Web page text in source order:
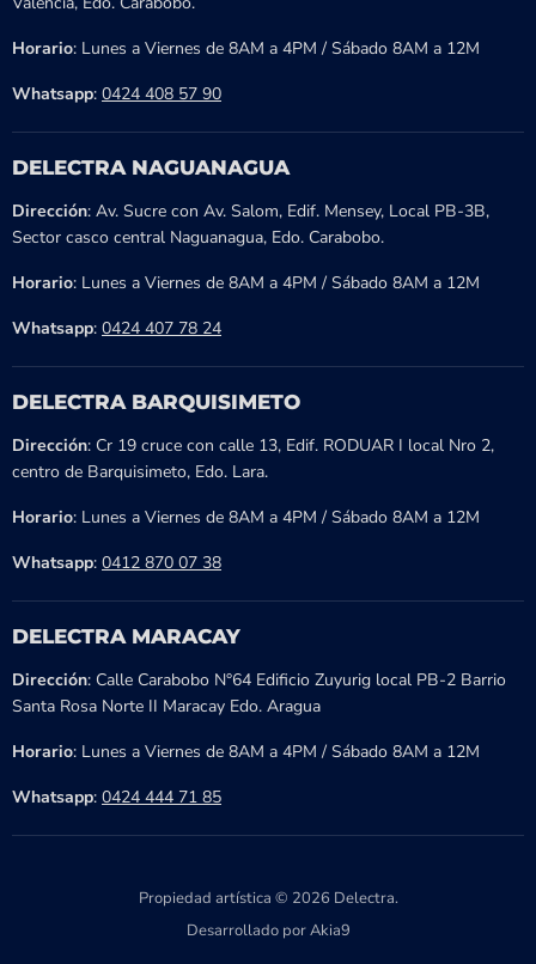
Horario: Lunes a Viernes de 8AM a 4PM / Sábado 8AM a 12M
Whatsapp: 0424 408 57 90
DELECTRA NAGUANAGUA
Dirección: Av. Sucre con Av. Salom, Edif. Mensey, Local PB-3B,
Sector casco central Naguanagua, Edo. Carabobo.
Horario: Lunes a Viernes de 8AM a 4PM / Sábado 8AM a 12M
Whatsapp: 0424 407 78 24
DELECTRA BARQUISIMETO
Dirección: Cr 19 cruce con calle 13, Edif. RODUAR I local Nro 2,
centro de Barquisimeto, Edo. Lara.
Horario: Lunes a Viernes de 8AM a 4PM / Sábado 8AM a 12M
Whatsapp: 0412 870 07 38
DELECTRA MARACAY
Dirección: Calle Carabobo N°64 Edificio Zuyurig local PB-2 Barrio
Santa Rosa Norte II Maracay Edo. Aragua
Horario: Lunes a Viernes de 8AM a 4PM / Sábado 8AM a 12M
Whatsapp: 0424 444 71 85
Propiedad artística © 2026 Delectra.
Desarrollado por Akia9